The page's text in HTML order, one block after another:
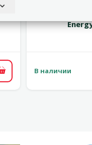
В корзину
Корм для
В наличии